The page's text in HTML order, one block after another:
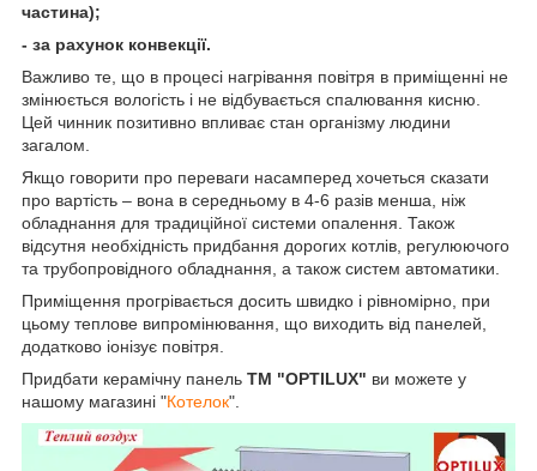
частина);
- за рахунок конвекції.
Важливо те, що в процесі нагрівання повітря в приміщенні не
змінюється вологість і не відбувається спалювання кисню.
Цей чинник позитивно впливає стан організму людини
загалом.
Якщо говорити про переваги насамперед хочеться сказати
про вартість – вона в середньому в 4-6 разів менша, ніж
обладнання для традиційної системи опалення. Також
відсутня необхідність придбання дорогих котлів, регулюючого
та трубопровідного обладнання, а також систем автоматики.
Приміщення прогрівається досить швидко і рівномірно, при
цьому теплове випромінювання, що виходить від панелей,
додатково іонізує повітря.
Придбати керамічну панель ТМ "OPTILUX" ви можете у
нашому магазині "Котелок".